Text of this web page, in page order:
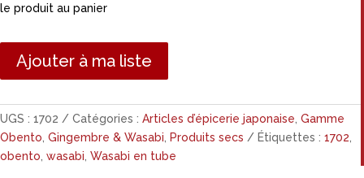
le produit au panier
Ajouter à ma liste
UGS : 1702 Catégories : Articles d’épicerie japonaise Gamme
Obento Gingembre & Wasabi Produits secs Étiquettes : 1702
obento wasabi Wasabi en tube